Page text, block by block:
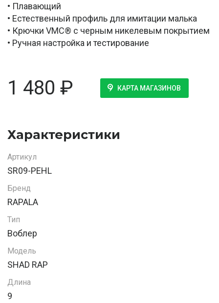
• Плавающий
• Естественный профиль для имитации малька
• Крючки VMC® с черным никелевым покрытием
• Ручная настройка и тестирование
1 480 ₽ КАРТА МАГАЗИНОВ
Характеристики
Артикул
SR09-PEHL
Бренд
RAPALA
Тип
Воблер
Модель
SHAD RAP
Длина
9